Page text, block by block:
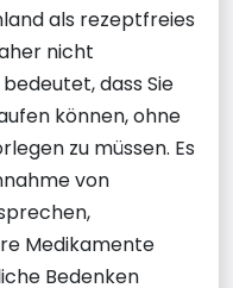
als rezeptfreies
nicht
dass Sie
können, ohne
zu müssen. Es
von
Medikamente
Bedenken